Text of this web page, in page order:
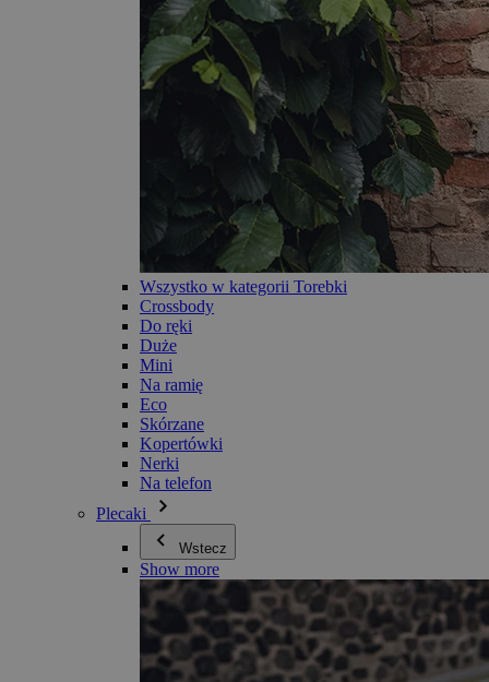
Wszystko w kategorii Torebki
Crossbody
Do ręki
Duże
Mini
Na ramię
Eco
Skórzane
Kopertówki
Nerki
Na telefon
Plecaki
Wstecz
Show more